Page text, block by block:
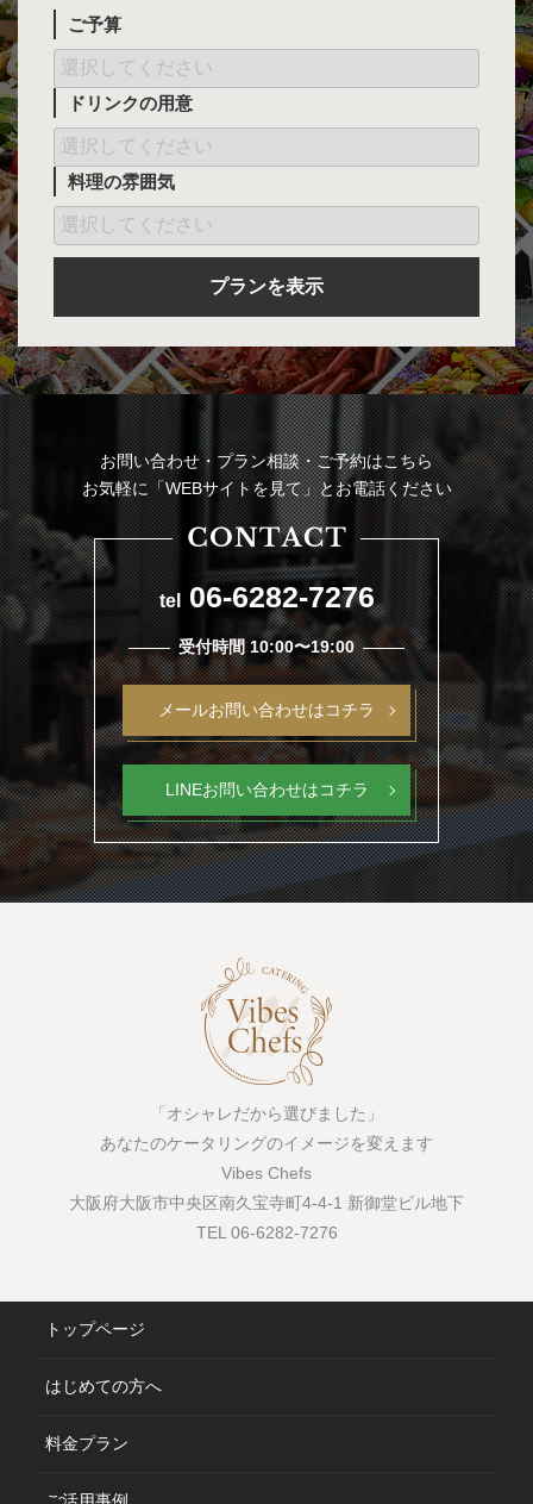
ご予算
ドリンクの用意
料理の雰囲気
プランを表示
お問い合わせ・プラン相談・ご予約はこちら
お気軽に「WEBサイトを見て」とお電話ください
tel 06-6282-7276
受付時間 10:00〜19:00
メールお問い合わせはコチラ
LINEお問い合わせはコチラ
「オシャレだから選びました」
あなたのケータリングのイメージを変えます
Vibes Chefs
大阪府大阪市中央区南久宝寺町4-4-1 新御堂ビル地下
TEL 06-6282-7276
トップページ
はじめての方へ
料金プラン